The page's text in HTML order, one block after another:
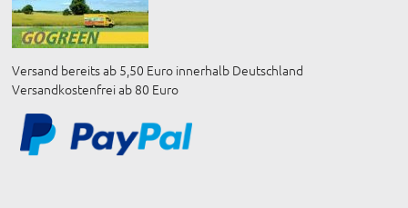
Versand bereits ab 5,50 Euro innerhalb Deutschland
Versandkostenfrei ab 80 Euro